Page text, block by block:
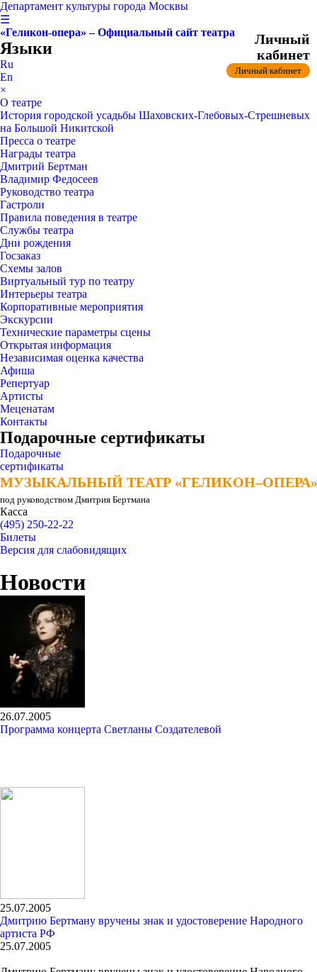
Департамент культуры города Москвы
☰
«Геликон-опера» – Официальный сайт театра
Языки
Ru
En
×
О театре
История городской усадьбы Шаховских-Глебовых-Стрешневых
на Большой Никитской
Пресса о театре
Награды театра
Дмитрий Бертман
Владимир Федосеев
Руководство театра
Гастроли
Правила поведения в театре
Службы театра
Дни рождения
Госзаказ
Схемы залов
Виртуальный тур по театру
Интерьеры театра
Корпоративные мероприятия
Экскурсии
Технические параметры сцены
Открытая информация
Независимая оценка качества
Афиша
Репертуар
Артисты
Меценатам
Контакты
Подарочные сертификаты
Подарочные
сертификаты
МУЗЫКАЛЬНЫЙ ТЕАТР «ГЕЛИКОН–ОПЕРА»
МУЗЫКАЛЬНЫЙ ТЕАТР «ГЕЛИКОН–ОПЕРА»
под руководством Дмитрия Бертмана
Касса
(495) 250-22-22
Личный
кабинет
Личный кабинет
Билеты
Версия для слабовидящих
Новости
26.07.2005
Программа концерта Светланы Создателевой
25.07.2005
Дмитрию Бертману вручены знак и удостоверение Народного
артиста РФ
25.07.2005